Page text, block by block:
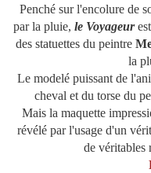
Penché sur l'encolure de
par la pluie, le Voyageur
des statuettes du peintre
la
Le modelé puissant de
cheval et du torse du
Mais la maquette
révélé par l'usage d'un
de véritables